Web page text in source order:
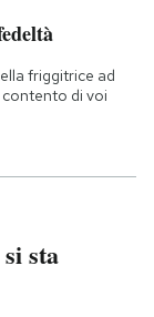
friggitrice ad
contento di voi
sta